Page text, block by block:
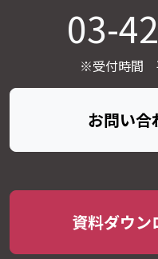
03-
※受付時間
お問い合
資料ダウン